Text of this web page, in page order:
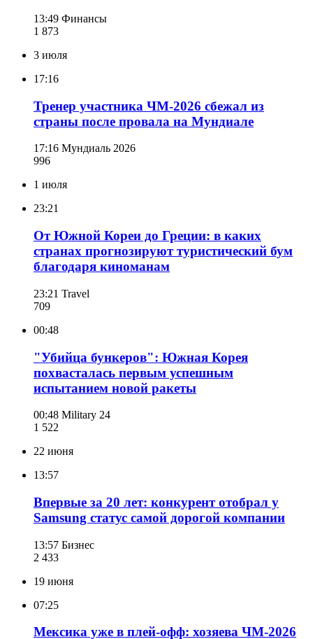
13:49 Финансы
1 873
3 июля
17:16
Тренер участника ЧМ-2026 сбежал из
страны после провала на Мундиале
17:16 Мундиаль 2026
996
1 июля
23:21
От Южной Кореи до Греции: в каких
странах прогнозируют туристический бум
благодаря киноманам
23:21 Travel
709
00:48
"Убийца бункеров": Южная Корея
похвасталась первым успешным
испытанием новой ракеты
00:48 Military 24
1 522
22 июня
13:57
Впервые за 20 лет: конкурент отобрал у
Samsung статус самой дорогой компании
13:57 Бизнес
2 433
19 июня
07:25
Мексика уже в плей-офф: хозяева ЧМ-2026